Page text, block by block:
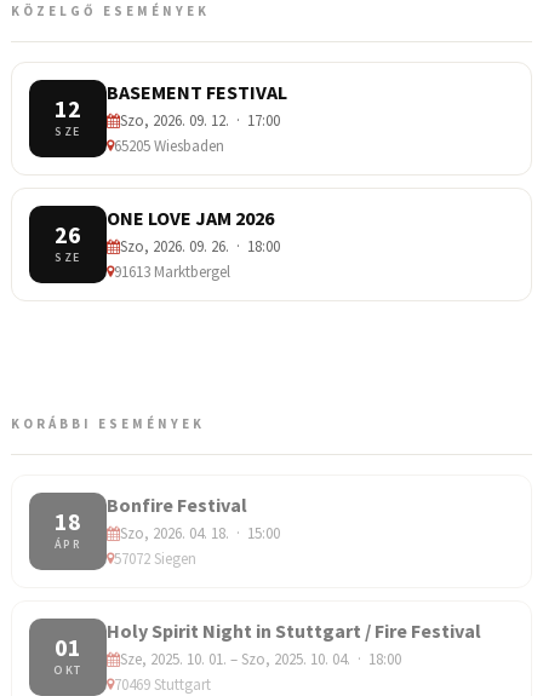
KÖZELGŐ ESEMÉNYEK
12
SZE
BASEMENT FESTIVAL
Szo, 2026. 09. 12. · 17:00
65205 Wiesbaden
26
SZE
ONE LOVE JAM 2026
Szo, 2026. 09. 26. · 18:00
91613 Marktbergel
KORÁBBI ESEMÉNYEK
18
ÁPR
Bonfire Festival
Szo, 2026. 04. 18. · 15:00
57072 Siegen
01
OKT
Holy Spirit Night in Stuttgart / Fire Festival
Sze, 2025. 10. 01. – Szo, 2025. 10. 04. · 18:00
70469 Stuttgart